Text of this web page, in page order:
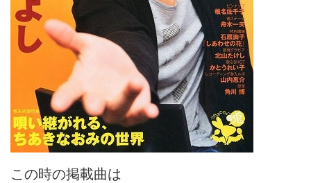
この時の掲載曲は